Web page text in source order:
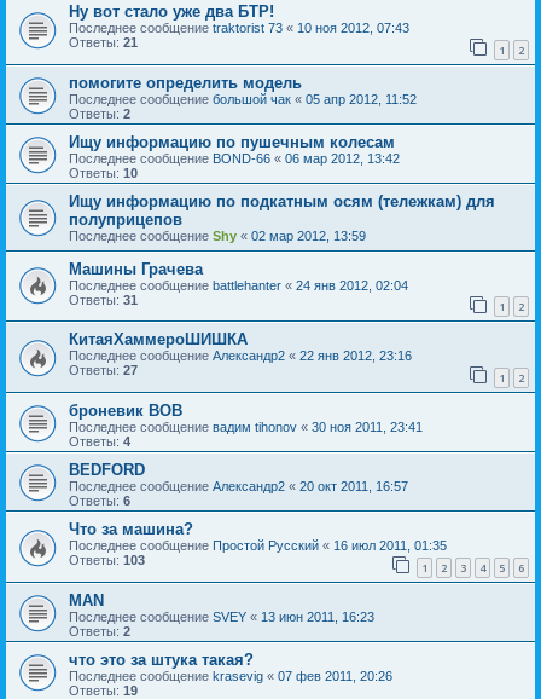
Ну вот стало уже два БТР!
Последнее сообщение traktorist 73 « 10 ноя 2012, 07:43
Ответы: 21 1 2
помогите определить модель
Последнее сообщение большой чак « 05 апр 2012, 11:52
Ответы: 2
Ищу информацию по пушечным колесам
Последнее сообщение BOND-66 « 06 мар 2012, 13:42
Ответы: 10
Ищу информацию по подкатным осям (тележкам) для
полуприцепов
Последнее сообщение Shy « 02 мар 2012, 13:59
Машины Грачева
Последнее сообщение battlehanter « 24 янв 2012, 02:04
Ответы: 31 1 2
КитаяХаммероШИШКА
Последнее сообщение Александр2 « 22 янв 2012, 23:16
Ответы: 27 1 2
броневик ВОВ
Последнее сообщение вадим tihonov « 30 ноя 2011, 23:41
Ответы: 4
BEDFORD
Последнее сообщение Александр2 « 20 окт 2011, 16:57
Ответы: 6
Что за машина?
Последнее сообщение Простой Русский « 16 июл 2011, 01:35
Ответы: 103 1 2 3 4 5 6
MAN
Последнее сообщение SVEY « 13 июн 2011, 16:23
Ответы: 2
что это за штука такая?
Последнее сообщение krasevig « 07 фев 2011, 20:26
Ответы: 19